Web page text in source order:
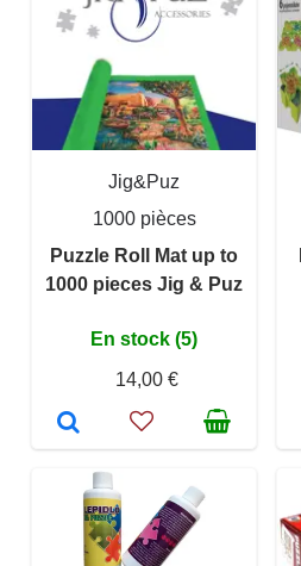
Jig&Puz
1000 pièces
Puzzle Roll Mat up to
1000 pieces Jig & Puz
En stock (5)
14,00 €